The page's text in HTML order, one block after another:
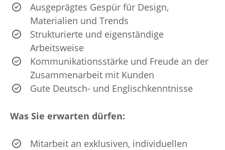
Ausgeprägtes Gespür für Design,
Materialien und Trends
Strukturierte und eigenständige
Arbeitsweise
Kommunikationsstärke und Freude an der
Zusammenarbeit mit Kunden
Gute Deutsch- und Englischkenntnisse
Was Sie erwarten dürfen:
Mitarbeit an exklusiven, individuellen